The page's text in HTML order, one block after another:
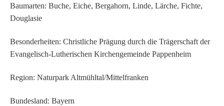
Baumarten: Buche, Eiche, Bergahorn, Linde, Lärche, Fichte,
Douglasie
Besonderheiten: Christliche Prägung durch die Trägerschaft der
Evangelisch-Lutherischen Kirchengemeinde Pappenheim
Region: Naturpark Altmühltal/Mittelfranken
Bundesland: Bayern